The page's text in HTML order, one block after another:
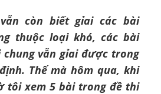
còn biết gỉai các bài
thuộc loại khó, các bài
vẫn gỉai được trong
Thế mà hôm qua, khi
tôi xem 5 bài trong đề thi